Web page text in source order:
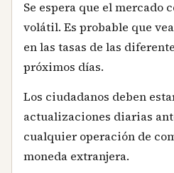
Se espera que el mercado
volátil. Es probable que
en las tasas de las
próximos días.
Los ciudadanos deben
actualizaciones diarias
cualquier operación de
moneda extranjera.